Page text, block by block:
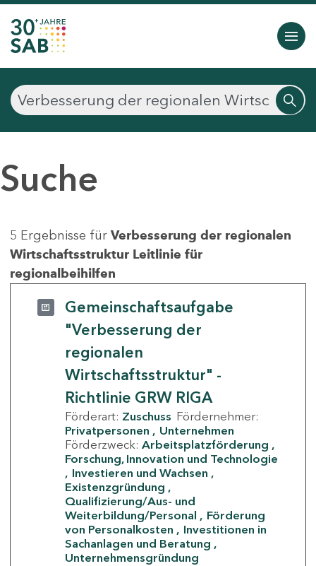
Suche
5 Ergebnisse für Verbesserung der regionalen
Wirtschaftsstruktur Leitlinie für
regionalbeihilfen
Gemeinschaftsaufgabe
"Verbesserung der
regionalen
Wirtschaftsstruktur" -
Richtlinie GRW RIGA
Förderart: Zuschuss Fördernehmer:
Privatpersonen
Unternehmen
Förderzweck: Arbeitsplatzförderung
Forschung, Innovation und Technologie
Investieren und Wachsen
Existenzgründung
Qualifizierung/Aus- und
Weiterbildung/Personal
Förderung
von Personalkosten
Investitionen in
Sachanlagen und Beratung
Unternehmensgründung